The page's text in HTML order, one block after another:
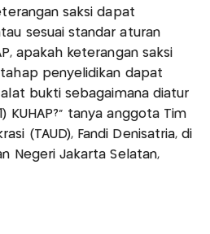
saksi dapat
sesuai standar aturan
apakah keterangan saksi
penyelidikan dapat
bukti sebagaimana diatur
KUHAP?” tanya anggota Tim
(TAUD), Fandi Denisatria, di
Negeri Jakarta Selatan,